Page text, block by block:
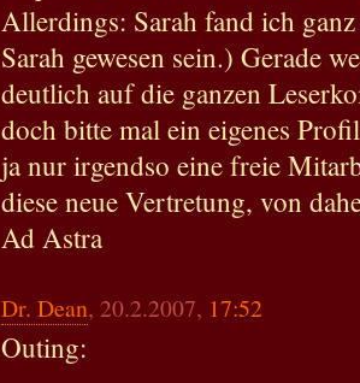
Allerdings: Sarah fand ich
Sarah gewesen sein.) Gerade
deutlich auf die ganzen
doch bitte mal ein eigenes
ja nur irgendso eine freie
diese neue Vertretung, von
Ad Astra
Dr. Dean, 20.2.2007, 17:52
Outing: